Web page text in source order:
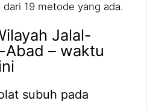
19 metode yang ada.
Jalal-
Abad – waktu
subuh pada